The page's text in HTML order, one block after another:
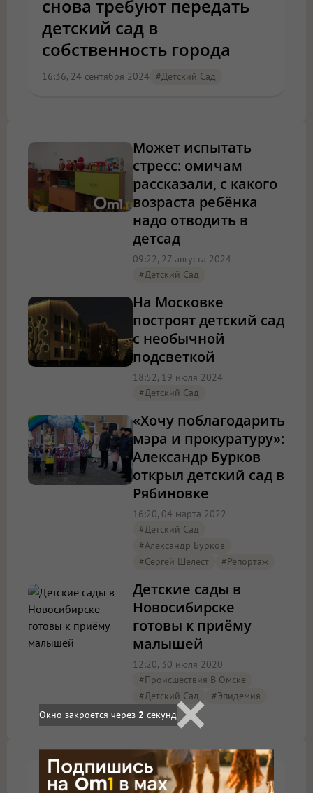
снова требуют передать
детский сад в
собственность города
16:36, 24 сентября 2024 #детский Сад
Может испытать
стресс: омичам
рассказали, с какого
возраста ребёнка
надо отводить в
детсад
09:22, 27 августа 2024
#детский Сад
На Московке
построят детский сад
с необычной
подсветкой
18:52, 19 июля 2024
#детский Сад
«Хочу поблагодарить
мэра и прокуратуру»:
Александр Бурков
открыл детский сад в
Рябиновке
16:20, 04 марта 2022
#детский Сад
#Александр Бурков
#Сергей Шелест
#Репортаж
Детские сады в
Новосибирске
готовы к приёму
малышей
12:20, 30 июля 2020
#Происшествия В Омске
#детский Сад
#эпидемия
Окно закроется через 1 секунд